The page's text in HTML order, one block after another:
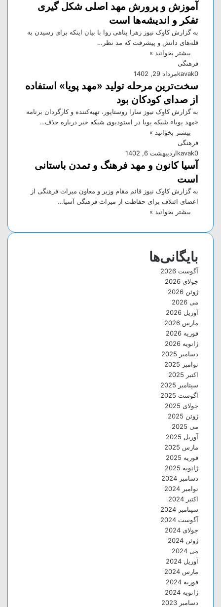
آموزش و پرورش مهد اصلی شکل گیری
تفکر و اندیشه‌ها است
به گزارش کاوک نیوز زهرا پناهی روا با بیان اینکه برای رسیدن به
قله‌های دانش و پیشرفت که مد نظر…
بیشتر بخوانید »
فرهنگی
kavakمرداد 29, 1402 0
سخت‌ترین مرحله تولید «مهد پویا» استفاده
از صدای کودکان بود
به گزارش کاوک نیوز سارا روستاپور، تهیه‌کننده و کارگردان برنامه
«مهد پویا» شبکه پویا در استودیوی شبکه خبر درباره حذف…
بیشتر بخوانید »
فرهنگی
kavakاردیبهشت 6, 1402 0
آسیا کانون و مهد فرهنگ و تمدن باستانی
است
به گزارش کاوک نیوز قائم مقام وزیر و معاون میراث فرهنگی از
اعضای ائتلاف برای حفاظت از میراث فرهنگی آسیا…
بیشتر بخوانید »
بایگانی‌ها
آگوست 2026
جولای 2026
ژوئن 2026
می 2026
آوریل 2026
مارس 2026
فوریه 2026
ژانویه 2026
دسامبر 2025
نوامبر 2025
اکتبر 2025
سپتامبر 2025
آگوست 2025
جولای 2025
ژوئن 2025
می 2025
آوریل 2025
مارس 2025
فوریه 2025
ژانویه 2025
دسامبر 2024
نوامبر 2024
اکتبر 2024
سپتامبر 2024
آگوست 2024
جولای 2024
ژوئن 2024
می 2024
آوریل 2024
مارس 2024
فوریه 2024
ژانویه 2024
دسامبر 2023